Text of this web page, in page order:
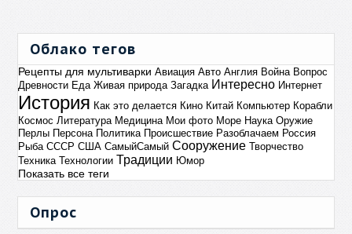
Облако тегов
Рецепты для мультиварки Авиация Авто Англия Война Вопрос
Древности Еда Живая природа Загадка Интересно Интернет
История Как это делается Кино Китай Компьютер Корабли
Космос Литература Медицина Мои фото Море Наука Оружие
Перлы Персона Политика Происшествие Разоблачаем Россия
Рыба СССР США СамыйСамый Сооружение Творчество
Техника Технологии Традиции Юмор
Показать все теги
Опрос